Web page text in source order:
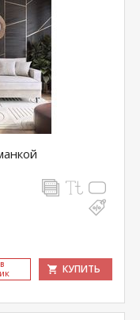
КУПИТЬ